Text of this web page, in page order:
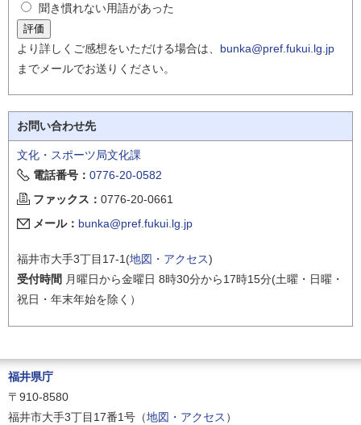
聞き慣れない用語があった
より詳しくご感想をいただける場合は、 bunka@pref.fukui.lg.jp
までメールでお送りください。
お問い合わせ先
文化・スポーツ局文化課
電話番号： 0776-20-0582
ファックス： 0776-20-0661
メール： bunka@pref.fukui.lg.jp
福井市大手3丁目17-1(地図・アクセス)
受付時間 月曜日から金曜日 8時30分から17時15分(土曜・日曜・
祝日・年末年始を除く）
福井県庁
〒910-8580
福井市大手3丁目17番1号（地図・アクセス ）